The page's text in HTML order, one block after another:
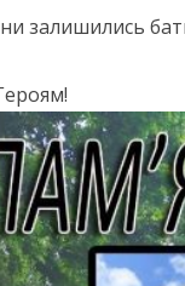
залишились
отримати
gormr